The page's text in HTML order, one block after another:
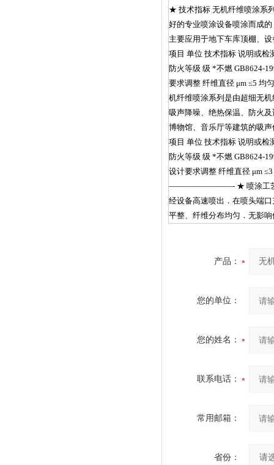
★ 技术指标 无机纤维喷涂系
好的专业喷涂设备喷涂而成
主要应用于地下车库顶棚、
项目 单位 技术指标 说明或检
防火等级 级 *不燃 GB8624-
要求调整 纤维直径 μm ≤5
机纤维喷涂系列是由超细无
吸声降噪、绝热保温、防火
博物馆、音乐厅等建筑的吸声
项目 单位 技术指标 说明或检
防火等级 级 *不燃 GB8624-
设计要求调整 纤维直径 μm
————————- ★ 喷涂工艺 无
经设备高速喷出．在喷头端
平整、纤维分布均匀．无影
产品：
您的单位：
您的姓名：
联系电话：
常用邮箱：
省份：